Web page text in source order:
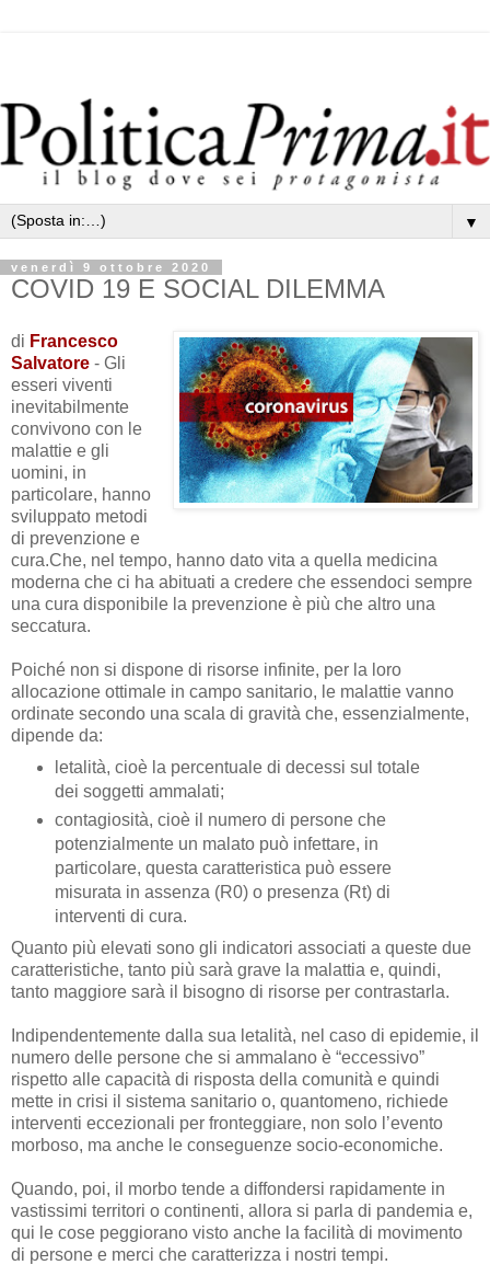
▼
venerdì 9 ottobre 2020
COVID 19 E SOCIAL DILEMMA
di Francesco
Salvatore - Gli
esseri viventi
inevitabilmente
convivono con le
malattie e gli
uomini, in
particolare, hanno
sviluppato metodi
di prevenzione e
cura.Che, nel tempo, hanno dato vita a quella medicina
moderna che ci ha abituati a credere che essendoci sempre
una cura disponibile la prevenzione è più che altro una
seccatura.
Poiché non si dispone di risorse infinite, per la loro
allocazione ottimale in campo sanitario, le malattie vanno
ordinate secondo una scala di gravità che, essenzialmente,
dipende da:
letalità, cioè la percentuale di decessi sul totale
dei soggetti ammalati;
contagiosità, cioè il numero di persone che
potenzialmente un malato può infettare, in
particolare, questa caratteristica può essere
misurata in assenza (R0) o presenza (Rt) di
interventi di cura.
Quanto più elevati sono gli indicatori associati a queste due
caratteristiche, tanto più sarà grave la malattia e, quindi,
tanto maggiore sarà il bisogno di risorse per contrastarla.
Indipendentemente dalla sua letalità, nel caso di epidemie, il
numero delle persone che si ammalano è “eccessivo”
rispetto alle capacità di risposta della comunità e quindi
mette in crisi il sistema sanitario o, quantomeno, richiede
interventi eccezionali per fronteggiare, non solo l’evento
morboso, ma anche le conseguenze socio-economiche.
Quando, poi, il morbo tende a diffondersi rapidamente in
vastissimi territori o continenti, allora si parla di pandemia e,
qui le cose peggiorano visto anche la facilità di movimento
di persone e merci che caratterizza i nostri tempi.